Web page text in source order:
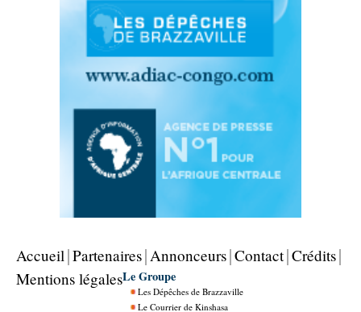
Accueil Partenaires Annonceurs Contact Crédits
Mentions légalesLe Groupe
Les Dépêches de Brazzaville
Le Courrier de Kinshasa